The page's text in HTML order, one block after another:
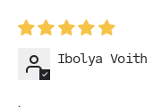
Ibolya Voith
.